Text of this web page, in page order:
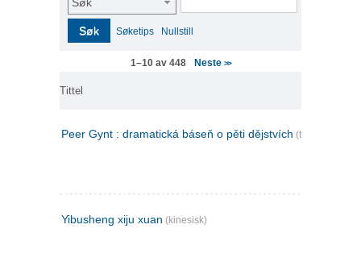
Søk Søketips Nullstill
1–10 av 448 Neste >>
Tittel
Peer Gynt : dramatická báseň o pěti dějstvích (tsjekkisk)
Yibusheng xiju xuan (kinesisk)